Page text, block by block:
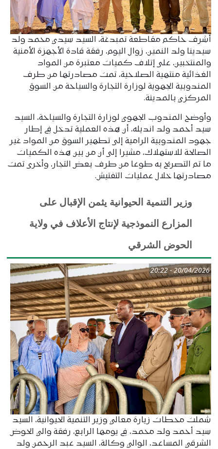
أشرف حاكم مقاطعة تمبدغة، السيد سيدي محمد ولد
سيدينا ولد النمين، زوال اليوم، رفقة قادة الأجهزة الأمنية
والمنتخبين، على إتلاف كميات معتبرة من المواد
الغذائية منتهية الصلاحية، تمت مصادرتها من طرف
المندوبية الجهوية لوزارة التجارة والسياحة من السوق
المركزي بالمدينة.
وأوضح المندوب الجهوي لوزارة التجارة والسياحة، السيد
سيد أحمد ولد انديله، أن هذه العملية تدخل في إطار
جهود المندوبية الرامية إلى تطهير السوق من المواد غير
الصالحة للاستهلاك، مشيرا إلى أن من بين هذه الكميات
ما تم التصريح به طوعا من طرف بعض التجار، وأخرى تمت
مصادرتها خلال عمليات التفتيش.
وزير التنمية الحيوانية يثمن الإقبال على
المزارع النموذجية لإنتاج الأعلاف في ولاية
الحوض الشرقي
20/04/2026 - 20:22
شملت محطات زيارة معالي وزير التنمية الحيوانية، السيد
سيد أحمد ولد محمد، في يومها الرابع، رفقة والي الحوض
الشرقي المساعد، الوالي وكالة، السيد عبد الرحمن ولد